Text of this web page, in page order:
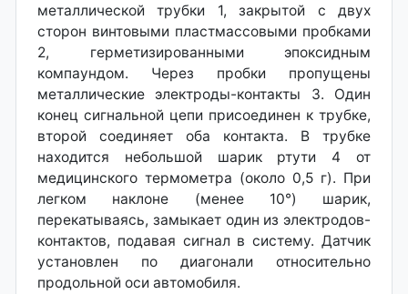
металлической трубки 1, закрытой с двух
сторон винтовыми пластмассовыми пробками
2, герметизированными эпоксидным
компаундом. Через пробки пропущены
металлические электроды-контакты 3. Один
конец сигнальной цепи присоединен к трубке,
второй соединяет оба контакта. В трубке
находится небольшой шарик ртути 4 от
медицинского термометра (около 0,5 г). При
легком наклоне (менее 10°) шарик,
перекатываясь, замыкает один из электродов-
контактов, подавая сигнал в систему. Датчик
установлен по диагонали относительно
продольной оси автомобиля.